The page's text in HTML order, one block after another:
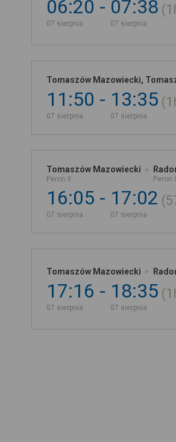
06:20
07 sierpnia
07:38
07 sierpnia
Tomaszów Mazowiecki,
11:50
07 sierpnia
13:35
07 sierpnia
Tomaszów Mazowiecki
Peron II Peron II
16:05
07 sierpnia
17:02
07 sierpnia
Tomaszów Mazowiecki
17:16
07 sierpnia
18:35
07 sierpnia